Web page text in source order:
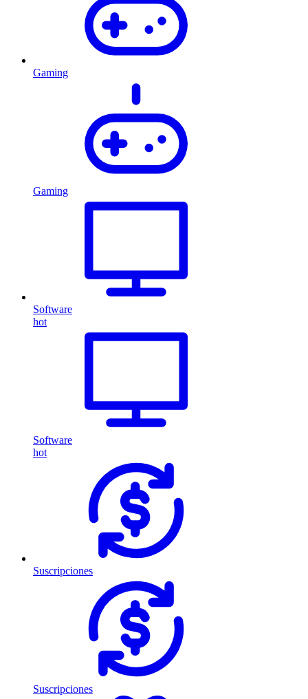
Gaming
Gaming
Software
hot
Software
hot
Suscripciones
Suscripciones